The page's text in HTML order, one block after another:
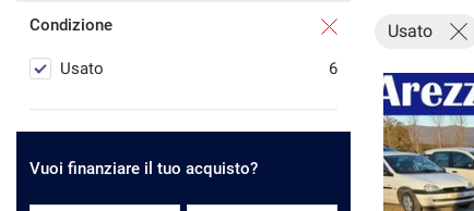
I NOSTRI SERVIZI
ASSISTENZA
Condizione
Usato 6
Vuoi finanziare il tuo acquisto?
Usato